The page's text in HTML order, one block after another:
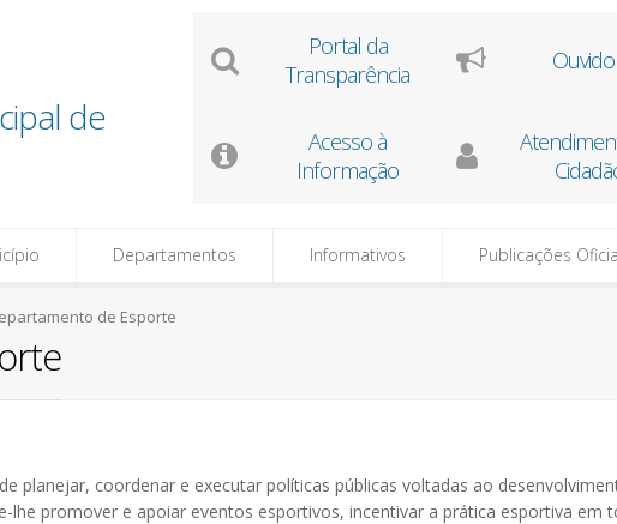
de
Portal da
Transparência
Ouvidoria
Acesso à
Informação
Atendimento ao
Departamentos Informativos Publicações
de Esporte
planejar, coordenar e executar políticas públicas voltadas ao
lhe promover e apoiar eventos esportivos, incentivar a prática esportiva em